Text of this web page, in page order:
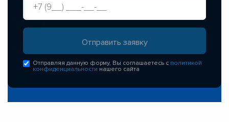
Отправляя данную форму, Вы соглашаетесь с политикой
конфиденциальности нашего сайта